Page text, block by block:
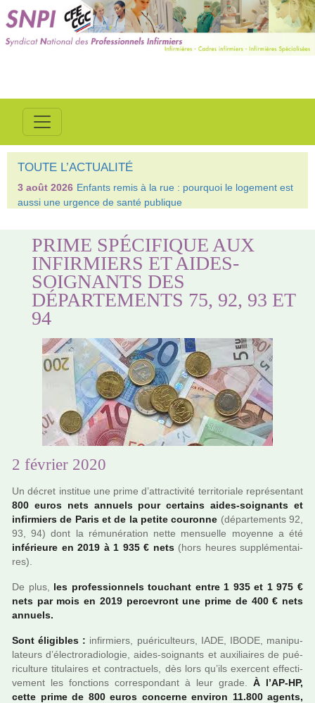
TOUTE L’ACTUALITÉ
3 août 2026 Enfants remis à la rue : pourquoi le logement est
aussi une urgence de santé publique
PRIME SPÉCIFIQUE AUX
INFIRMIERS ET AIDES-
SOIGNANTS DES
DÉPARTEMENTS 75, 92, 93 ET
94
2 février 2020
Un décret ins­ti­tue une prime d’attrac­ti­vité ter­ri­to­riale repré­sen­tant
800 euros nets annuels pour cer­tains aides-soi­gnants et
infir­miers de Paris et de la petite cou­ronne (dépar­te­ments 92,
93, 94) dont la rému­né­ra­tion nette men­suelle moyenne a été
infé­rieure en 2019 à 1 935 € nets(hors heures sup­plé­men­tai­
res).
De plus, les pro­fes­sion­nels tou­chant entre 1 935 et 1 975 €
nets par mois en 2019 per­ce­vront une prime de 400 € nets
annuels.
Sont éligibles : infir­miers, pué­ri­culteurs, IADE, IBODE, mani­pu­
la­teurs d’électroradiologie, aides-soi­gnants et auxi­liai­res de pué­
ri­culture titu­lai­res et contrac­tuels, dès lors qu’ils exer­cent effec­ti­
ve­ment les fonc­tions cor­res­pon­dant à leur grade. À l’AP-HP,
cette prime de 800 euros concerne envi­ron 11.800 agents,